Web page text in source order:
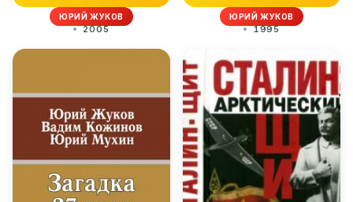
ЮРИЙ ЖУКОВ
2005
—1952 го...
ЮРИЙ ЖУКОВ
1995